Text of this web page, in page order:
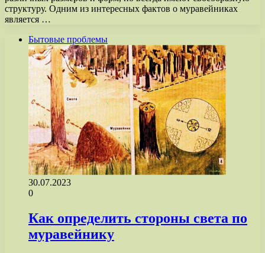
структуру. Одним из интересных фактов о муравейниках
является …
Бытовые проблемы
30.07.2023
0
Как определить стороны света по
муравейнику